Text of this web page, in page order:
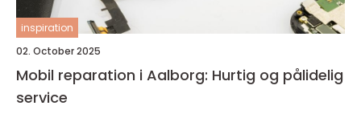
inspiration
02. October 2025
Mobil reparation i Aalborg: Hurtig og pålidelig
service